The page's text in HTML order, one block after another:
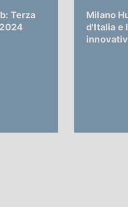
Terza
Milano
d'Italia e